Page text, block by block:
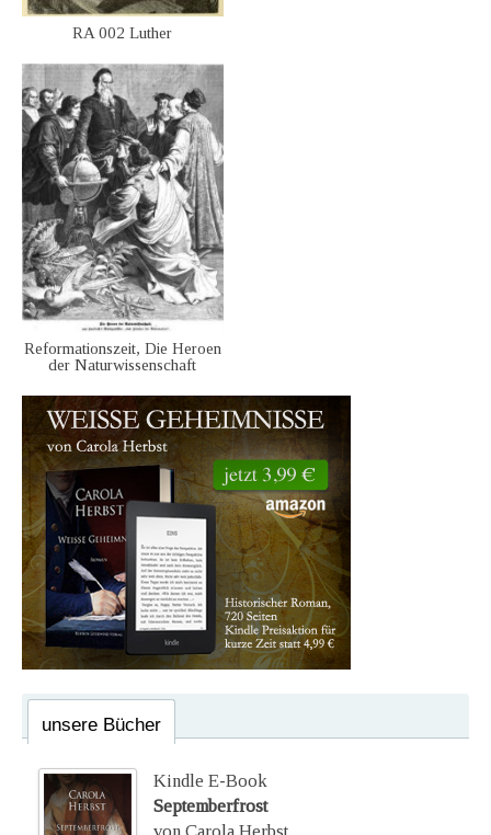
RA 002 Luther
Reformationszeit, Die Heroen
der Naturwissenschaft
unsere Bücher
Kindle E-Book
Septemberfrost